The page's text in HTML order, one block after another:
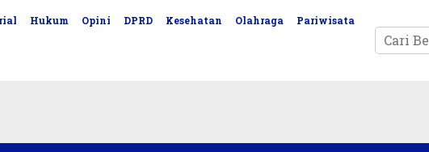
Hukum Opini DPRD Kesehatan Olahraga Pariwisata